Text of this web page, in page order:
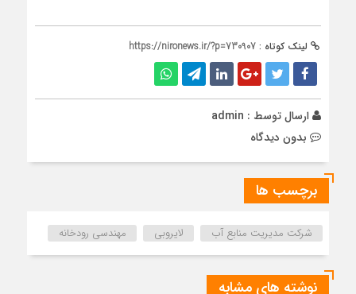
لینک کوتاه : https://nironews.ir/?p=730907
ارسال توسط : admin
بدون دیدگاه
برچسب ها
شرکت مدیریت منابع آب لایروبی مهندسی رودخانه
نوشته های مشابه